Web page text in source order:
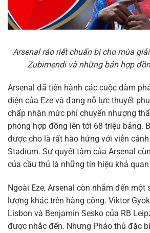
Arsenal ráo riết chuẩn bị cho mùa
Zubimendi và những bản hợp
Arsenal đã tiến hành các cuộc đàm
diện của Eze và đang nỗ lực thuyết
chấp nhận mức phí chuyển nhượng
phóng hợp đồng lên tới 68 triệu bảng.
được cho là rất hào hứng với viễn
Stadium. Sự quyết tâm của Arsenal
của cầu thủ là những tín hiệu khả
Ngoài Eze, Arsenal còn nhắm đến một
lượng khác trên hàng công. Viktor
Lisbon và Benjamin Sesko của RB
được nhắc đến. Nhưng Pháo thủ đặc